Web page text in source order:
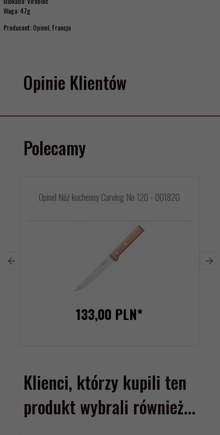
Waga: 47g
Producent: Opinel, Francja
Opinie Klientów
Polecamy
Opinel Nóż kuchenny Carving No 120 - 001820
133,00 PLN*
Klienci, którzy kupili ten
produkt wybrali również...